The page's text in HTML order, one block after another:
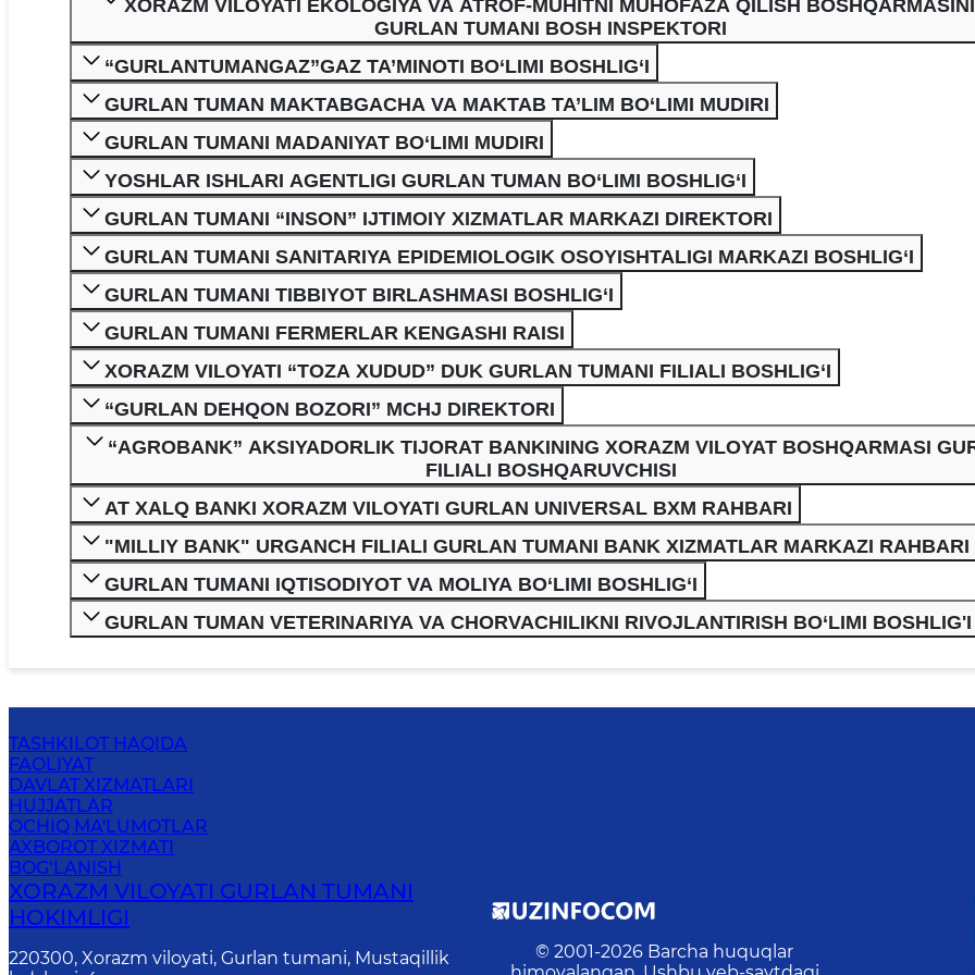
XORAZM VILOYATI EKOLOGIYA VA ATROF-MUHITNI MUHOFAZA QILISH
GURLAN TUMANI BOSH INSPEKTORI
“GURLANTUMANGAZ”GAZ TA’MINOTI BO‘LIMI BOSHLIG‘I
GURLAN TUMAN MAKTABGACHA VA MAKTAB TA’LIM BO‘LIMI MUDIRI
GURLAN TUMANI MADANIYAT BO‘LIMI MUDIRI
YOSHLAR ISHLARI AGENTLIGI GURLAN TUMAN BO‘LIMI BOSHLIG‘I
GURLAN TUMANI “INSON” IJTIMOIY XIZMATLAR MARKAZI DIREKTORI
GURLAN TUMANI SANITARIYA EPIDEMIOLOGIK OSOYISHTALIGI MARKAZI BOSHLIG‘I
GURLAN TUMANI TIBBIYOT BIRLASHMASI BOSHLIG‘I
GURLAN TUMANI FERMERLAR KENGASHI RAISI
XORAZM VILOYATI “TOZA XUDUD” DUK GURLAN TUMANI FILIALI BOSHLIG‘I
“GURLAN DEHQON BOZORI” MCHJ DIREKTORI
“AGROBANK” AKSIYADORLIK TIJORAT BANKINING XORAZM VILOYAT BOSHQARMASI
FILIALI BOSHQARUVCHISI
AT XALQ BANKI XORAZM VILOYATI GURLAN UNIVERSAL BXM RAHBARI
"MILLIY BANK" URGANCH FILIALI GURLAN TUMANI BANK XIZMATLAR MARKAZI RAHBARI
GURLAN TUMANI IQTISODIYOT VA MOLIYA BO‘LIMI BOSHLIG‘I
GURLAN TUMAN VETERINARIYA VA CHORVACHILIKNI RIVOJLANTIRISH BO‘LIMI BOSHLIG'I
TASHKILOT HAQIDA
FAOLIYAT
DAVLAT XIZMATLARI
HUJJATLAR
OCHIQ MA'LUMOTLAR
AXBOROT XIZMATI
BOG‘LANISH
XORAZM VILOYATI GURLAN TUMANI
HOKIMLIGI
220300, Xorazm viloyati, Gurlan tumani, Mustaqillik
© 2001-2026 Barcha huquqlar